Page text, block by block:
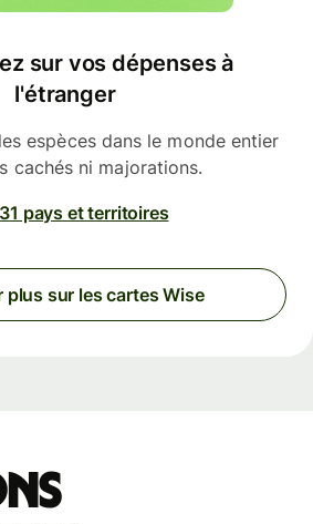
sur vos dépenses à
l'étranger
espèces dans le monde entier
cachés ni majorations.
pays et territoires
plus sur les cartes Wise